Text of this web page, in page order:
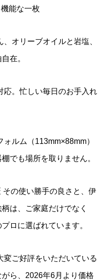
能な一枚
オリーブオイルと岩塩、
在。
応。忙しい毎日のお手入れ
ルム（113mm×88mm）
でも場所を取りません。
の使い勝手の良さと、伊
は、ご家庭だけでなく
ロに選ばれています。
変ご好評をいただいている
ら、2026年6月より価格